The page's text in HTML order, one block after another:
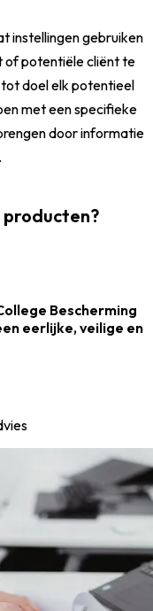
instellingen gebruiken
of potentiële cliënt te
doel elk potentieel
met een specifieke
door informatie
Bescherming
eerlijke, veilige en